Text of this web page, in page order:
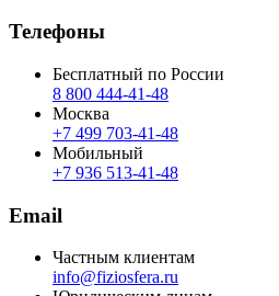
Телефоны
Бесплатный по России
8 800 444‑41‑48
Москва
+7 499 703‑41‑48
Мобильный
+7 936 513‑41‑48
Email
Частным клиентам
info@fiziosfera.ru